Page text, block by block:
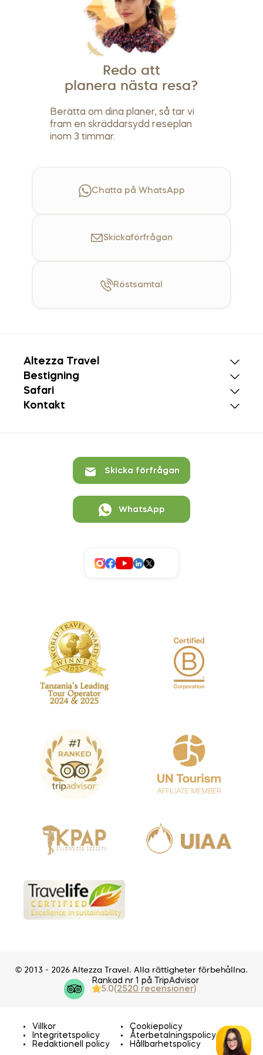
Redo att
planera nästa resa?
Berätta om dina planer, så tar vi
fram en skräddarsydd reseplan
inom 3 timmar.
Chatta på WhatsApp
Skickaförfrågan
Röstsamtal
Altezza Travel
Bestigning
Safari
Kontakt
Skicka förfrågan
WhatsApp
© 2013 - 2026 Altezza Travel. Alla rättigheter förbehållna.
Rankad nr 1 på TripAdvisor
5.0(2520 recensioner)
Villkor
Cookiepolicy
Integritetspolicy
Återbetalningspolicy
Redaktionell policy
Hållbarhetspolicy